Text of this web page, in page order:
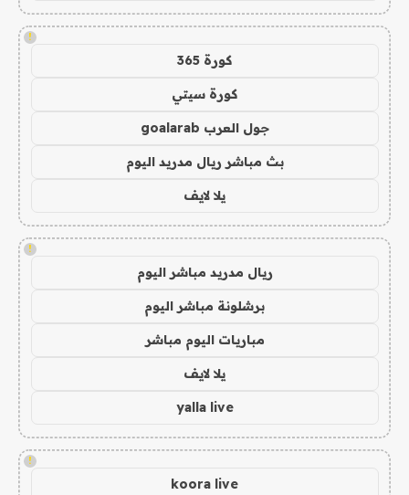
!
كورة 365
كورة سيتي
جول العرب goalarab
بث مباشر ريال مدريد اليوم
يلا لايف
!
ريال مدريد مباشر اليوم
برشلونة مباشر اليوم
مباريات اليوم مباشر
يلا لايف
yalla live
!
koora live